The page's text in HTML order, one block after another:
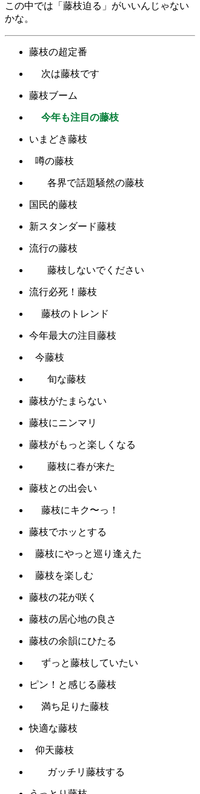
この中では「藤枝迫る」がいいんじゃない
かな。
藤枝の超定番
次は藤枝です
藤枝ブーム
今年も注目の藤枝
いまどき藤枝
噂の藤枝
各界で話題騒然の藤枝
国民的藤枝
新スタンダード藤枝
流行の藤枝
藤枝しないでください
流行必死！藤枝
藤枝のトレンド
今年最大の注目藤枝
今藤枝
旬な藤枝
藤枝がたまらない
藤枝にニンマリ
藤枝がもっと楽しくなる
藤枝に春が来た
藤枝との出会い
藤枝にキク〜っ！
藤枝でホッとする
藤枝にやっと巡り逢えた
藤枝を楽しむ
藤枝の花が咲く
藤枝の居心地の良さ
藤枝の余韻にひたる
ずっと藤枝していたい
ピン！と感じる藤枝
満ち足りた藤枝
快適な藤枝
仰天藤枝
ガッチリ藤枝する